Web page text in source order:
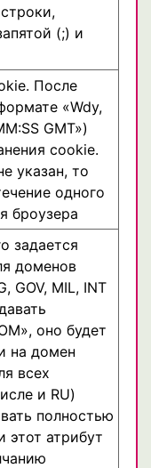
(;) и
После
«Wdy,
GMT»)
cookie.
указан, то
одного
броузера
задается
доменов
GOV, MIL, INT
оно будет
на домен
всех
и RU)
полностью
этот атрибут